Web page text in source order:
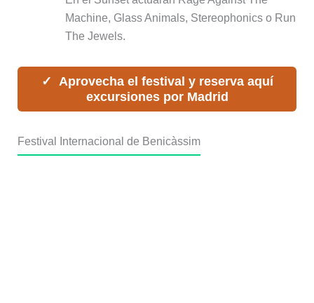
Machine, Glass Animals, Stereophonics o Run
The Jewels.
Aprovecha el festival y reserva aquí
excursiones por Madrid
Festival Internacional de Benicàssim